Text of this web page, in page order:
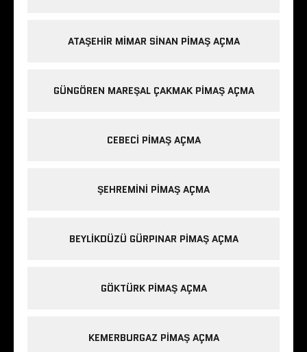
ATAŞEHIR MIMAR SINAN PIMAŞ AÇMA
GÜNGÖREN MAREŞAL ÇAKMAK PIMAŞ AÇMA
CEBECI PIMAŞ AÇMA
ŞEHREMINI PIMAŞ AÇMA
BEYLIKDÜZÜ GÜRPINAR PIMAŞ AÇMA
GÖKTÜRK PIMAŞ AÇMA
KEMERBURGAZ PIMAŞ AÇMA